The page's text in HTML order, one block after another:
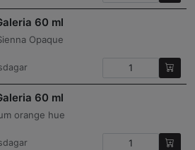
60 ml
Opaque
60 ml
orange hue